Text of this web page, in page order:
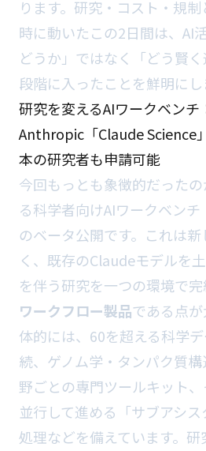
ります。研究・コスト・規
時に動いたこの2日間は、AI
どうか」ではなく「どう賢
段階に入ったことを鮮明にし
研究を変えるAIワークベンチ
Anthropic「Claude Science
本の研究者も申請可能
今回もっとも象徴的だった
る科学者向けAIワークベンチ
のベータ公開です。これは
く、既存のClaudeモデルを
を伴う研究を一つの環境で
ワークフロー製品である点
体的には、60を超える科学
続、ゲノム学・タンパク質
野ごとの専門ツールキット
並行して進める「サブアシ
処理などを備えています。